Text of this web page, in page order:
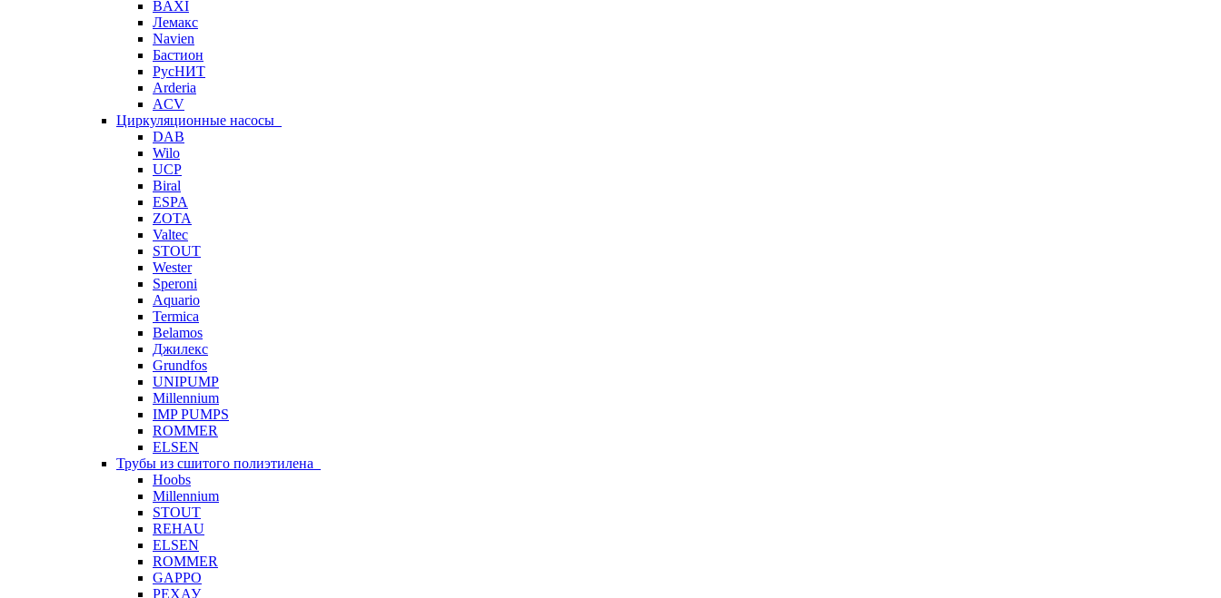
BAXI
Лемакс
Navien
Бастион
РусНИТ
Arderia
ACV
Циркуляционные насосы
DAB
Wilo
UCP
Biral
ESPA
ZOTA
Valtec
STOUT
Wester
Speroni
Aquario
Termica
Belamos
Джилекс
Grundfos
UNIPUMP
Millennium
IMP PUMPS
ROMMER
ELSEN
Трубы из сшитого полиэтилена
Hoobs
Millennium
STOUT
REHAU
ELSEN
ROMMER
GAPPO
РЕХАУ